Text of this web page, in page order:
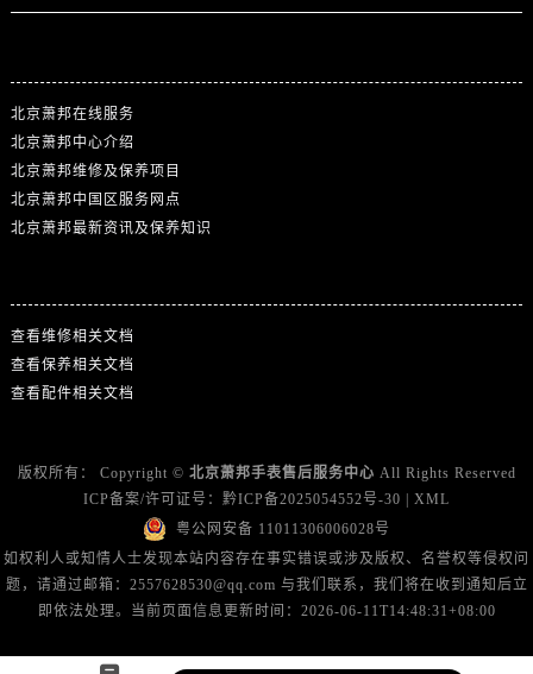
北京萧邦在线服务
北京萧邦中心介绍
北京萧邦维修及保养项目
北京萧邦中国区服务网点
北京萧邦最新资讯及保养知识
查看维修相关文档
查看保养相关文档
查看配件相关文档
版权所有： Copyright © 北京萧邦手表售后服务中心 All Rights Reserved
ICP备案/许可证号： 黔ICP备2025054552号-30 | XML
粤公网安备 11011306006028号
如权利人或知情人士发现本站内容存在事实错误或涉及版权、名誉权等侵权问
题，请通过邮箱：2557628530@qq.com 与我们联系，我们将在收到通知后立
即依法处理。当前页面信息更新时间：2026-06-11T14:48:31+08:00